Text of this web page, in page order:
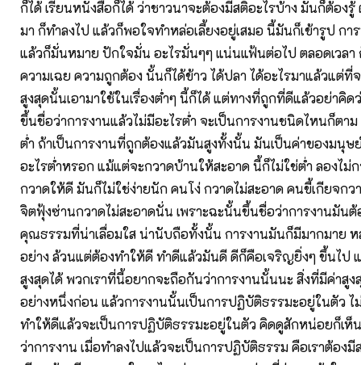
ก็ได้ เรียนหนังสือก็ได้ ว่าชาวนาจะต้องมีสติอะไรบ้าง มันก็ต้องรู้
มา ก็ทำลงไป แล้วก็พอใจทำหล่อเลี้ยงอยู่เสมอ นี้มันก็เข้ารูป กา
แล้วก็มั่นหมาย ปักใจมั่น อะไรมั่นๆๆ แน่นแฟ้นต่อไป ตลอดเวลา
ความเฉย ความถูกต้อง นั้นก็ได้ข้าว ได้ปลา ได้อะไรมาแล้วแต่ที่
สูงสุดนั้นเอามาใช้ในเรื่องต่ำๆ นี้ก็ได้ แต่ทางที่ถูกที่ดีแล้วอย่าคิด
ขึ้นชื่อว่าการงานแล้วไม่มีอะไรต่ำ จะเป็นการงานชนิดไหนก็ตา
ต่ำ ถ้าเป็นการงานที่ถูกต้องแล้วมันสูงทั้งนั้น มันเป็นค่าของมนุษ
อะไรต่ำหรอก แม้แต่จะกวาดบ้านให้สะอาด นี้ก็ไม่ใช่ต่ำ ลองไม่
กวาดให้ดี มันก็ไม่ใช่ง่ายนัก คนโง่ กวาดไม่สะอาด คนขี้เกียจกว
จิตฟุ้งซ่านกวาดไม่สะอาดนั่น เพราะฉะนั้นขึ้นชื่อว่าการงานมัน
คุณธรรมที่น่าเลื่อมใส น่านับถือทั้งนั้น การงานมันก็มีมากมาย
อย่าง ล้วนแต่ต้องทำให้ดี ทำดีแล้วมันดี ดีก็คือเจริญยิ่งๆ ขึ้นไป
สูงสุดได้ พวกเราที่นี้อยากจะถือกันว่าการงานนั้นนะ สิ่งที่มีค่าสู
อย่างหนึ่งก่อน แล้วการงานนั้นเป็นการปฏิบัติธรรมะอยู่ในตัว ไ
ทำให้ดีแล้วจะเป็นการปฏิบัติธรรมะอยู่ในตัว คิดดูสักหน่อยก็เห็
ว่าการงาน เมื่อทำลงไปแล้วจะเป็นการปฏิบัติธรรม คือเราต้อง